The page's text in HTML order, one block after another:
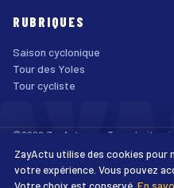
RUBRIQUES
Saison cyclonique
Tour des Yoles
Tour cycliste
©2026 ZayActu.org. Tous droits
Agency
Mentions légales
Confidentialité
ZayActu utilise des cookies pour
votre expérience. Vous pouvez
Votre choix est conservé. En